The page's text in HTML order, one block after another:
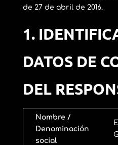
de 27 de abril de 2016.
1.
DATOS DE
DEL
Nombre /
Denominación
social